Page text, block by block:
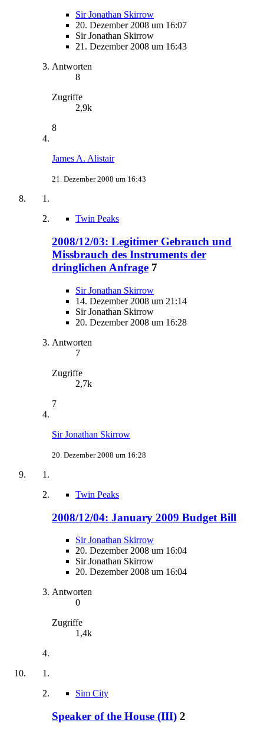
Sir Jonathan Skirrow
20. Dezember 2008 um 16:07
Sir Jonathan Skirrow
21. Dezember 2008 um 16:43
Antworten
8
Zugriffe
2,9k
8
James A. Alistair
21. Dezember 2008 um 16:43
Twin Peaks
2008/12/03: Legitimer Gebrauch und
Missbrauch des Instruments der
dringlichen Anfrage 7
Sir Jonathan Skirrow
14. Dezember 2008 um 21:14
Sir Jonathan Skirrow
20. Dezember 2008 um 16:28
Antworten
7
Zugriffe
2,7k
7
Sir Jonathan Skirrow
20. Dezember 2008 um 16:28
Twin Peaks
2008/12/04: January 2009 Budget Bill
Sir Jonathan Skirrow
20. Dezember 2008 um 16:04
Sir Jonathan Skirrow
20. Dezember 2008 um 16:04
Antworten
0
Zugriffe
1,4k
Sim City
Speaker of the House (III) 2